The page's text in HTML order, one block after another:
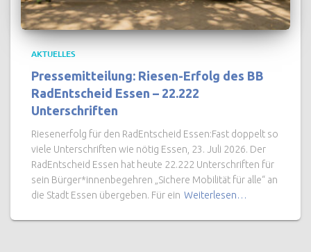
AKTUELLES
Pressemitteilung: Riesen-Erfolg des BB
RadEntscheid Essen – 22.222
Unterschriften
Riesenerfolg für den RadEntscheid Essen:Fast doppelt so
viele Unterschriften wie nötig Essen, 23. Juli 2026. Der
RadEntscheid Essen hat heute 22.222 Unterschriften für
sein Bürger*innenbegehren „Sichere Mobilität für alle“ an
die Stadt Essen übergeben. Für ein Weiterlesen…